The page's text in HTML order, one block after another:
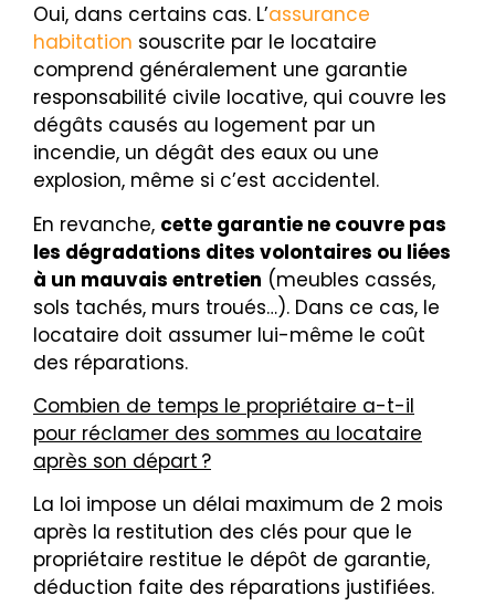
Oui, dans certains cas. L’assurance
habitation souscrite par le locataire
comprend généralement une garantie
responsabilité civile locative, qui couvre les
dégâts causés au logement par un
incendie, un dégât des eaux ou une
explosion, même si c’est accidentel.
En revanche, cette garantie ne couvre pas
les dégradations dites volontaires ou liées
à un mauvais entretien (meubles cassés,
sols tachés, murs troués…). Dans ce cas, le
locataire doit assumer lui-même le coût
des réparations.
Combien de temps le propriétaire a-t-il
pour réclamer des sommes au locataire
après son départ ?
La loi impose un délai maximum de 2 mois
après la restitution des clés pour que le
propriétaire restitue le dépôt de garantie,
déduction faite des réparations justifiées.